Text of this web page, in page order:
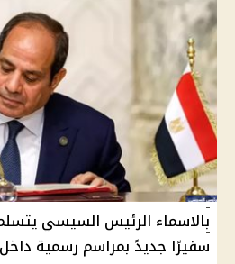
سفيرًا جديدً بمراسم رسمية